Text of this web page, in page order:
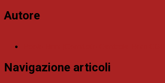
Autore
Navigazione articoli